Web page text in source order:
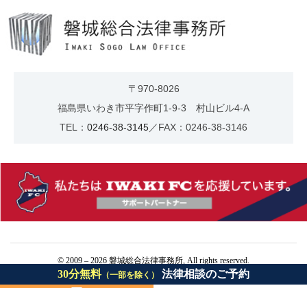
30分無料（一部を除く） 法律相談のご予約
〒970-8026
福島県いわき市平字作町1-9-3 村山ビル4-A
TEL： 0246-38-3145／FAX：0246-38-3146
© 2009 – 2026 磐城総合法律事務所, All rights reserved.